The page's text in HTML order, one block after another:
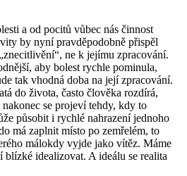
a od pocitů vůbec nás činnost
by nyní pravděpodobně přispěl
ne k jejímu zpracování.
aby bolest rychle pominula,
tak vhodná doba na její zpracování.
do života, často člověka rozdírá,
se projeví tehdy, kdy to
působit i rychlé nahrazení jednoho
má zaplnit místo po zemřelém, to
málokdy vyjde jako vítěz. Máme
blízké idealizovat. A ideálu se realita